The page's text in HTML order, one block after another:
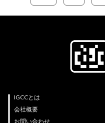
IGCCとは
会社概要
お問い合わせ